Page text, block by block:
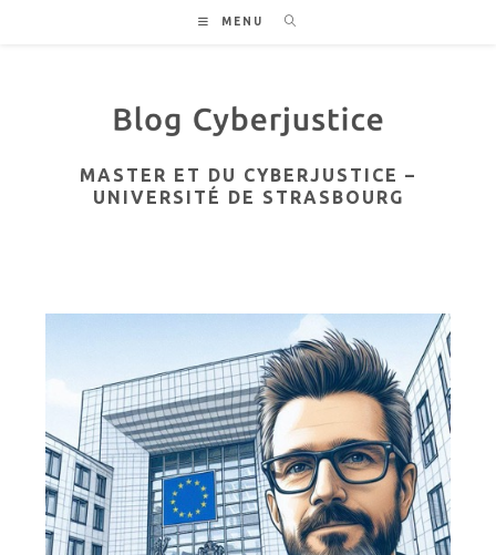
MENU
MASTER ET DU CYBERJUSTICE –
UNIVERSITÉ DE STRASBOURG